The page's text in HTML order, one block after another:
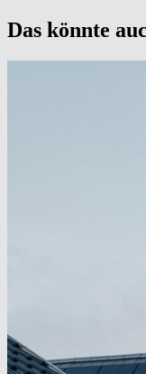
Das könnte